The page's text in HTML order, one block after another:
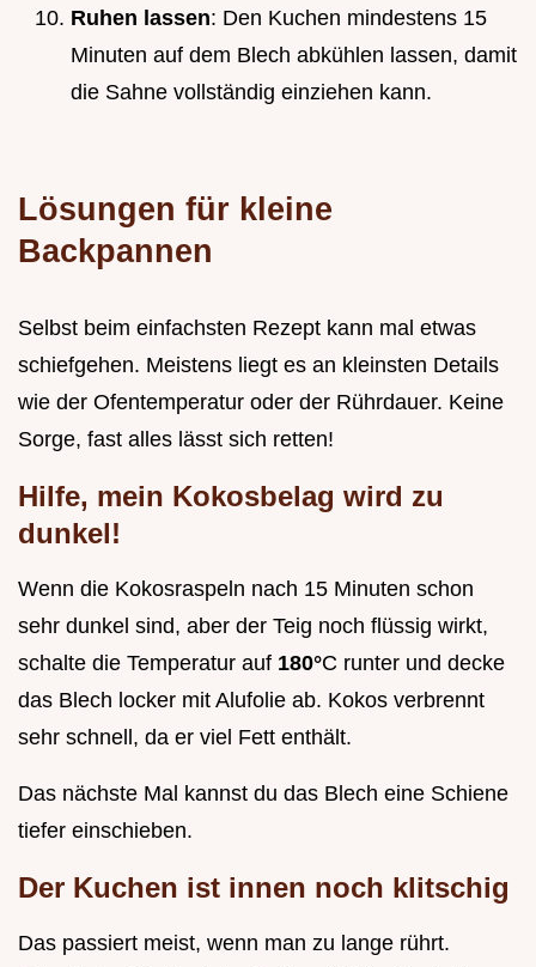
Ruhen lassen: Den Kuchen mindestens 15
Minuten auf dem Blech abkühlen lassen, damit
die Sahne vollständig einziehen kann.
Lösungen für kleine
Backpannen
Selbst beim einfachsten Rezept kann mal etwas
schiefgehen. Meistens liegt es an kleinsten Details
wie der Ofentemperatur oder der Rührdauer. Keine
Sorge, fast alles lässt sich retten!
Hilfe, mein Kokosbelag wird zu
dunkel!
Wenn die Kokosraspeln nach 15 Minuten schon
sehr dunkel sind, aber der Teig noch flüssig wirkt,
schalte die Temperatur auf 180°C runter und decke
das Blech locker mit Alufolie ab. Kokos verbrennt
sehr schnell, da er viel Fett enthält.
Das nächste Mal kannst du das Blech eine Schiene
tiefer einschieben.
Der Kuchen ist innen noch klitschig
Das passiert meist, wenn man zu lange rührt.